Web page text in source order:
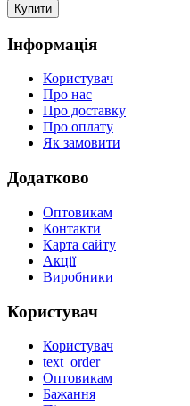
Інформація
Користувач
Про нас
Про доставку
Про оплату
Як замовити
Додатково
Оптовикам
Контакти
Карта сайту
Акції
Виробники
Користувач
Користувач
text_order
Оптовикам
Бажання